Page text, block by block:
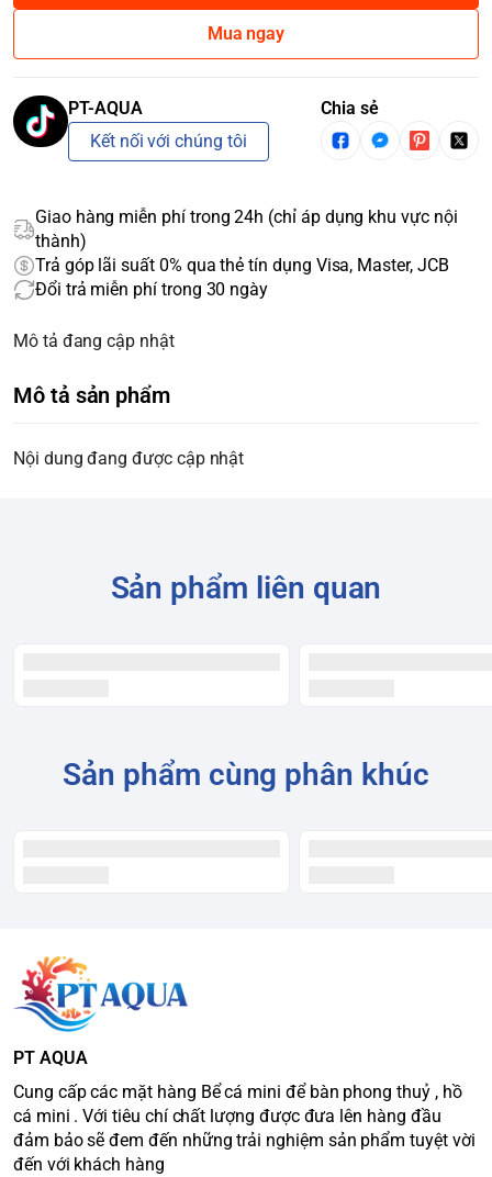
Mua ngay
PT-AQUA
Kết nối với chúng tôi
Chia sẻ
Giao hàng miễn phí trong 24h (chỉ áp dụng khu vực nội
thành)
Trả góp lãi suất 0% qua thẻ tín dụng Visa, Master, JCB
Đổi trả miễn phí trong 30 ngày
Mô tả đang cập nhật
Mô tả sản phẩm
Nội dung đang được cập nhật
Sản phẩm liên quan
Sản phẩm cùng phân khúc
PT AQUA
Cung cấp các mặt hàng Bể cá mini để bàn phong thuỷ , hồ
cá mini . Với tiêu chí chất lượng được đưa lên hàng đầu
đảm bảo sẽ đem đến những trải nghiệm sản phẩm tuyệt vời
đến với khách hàng